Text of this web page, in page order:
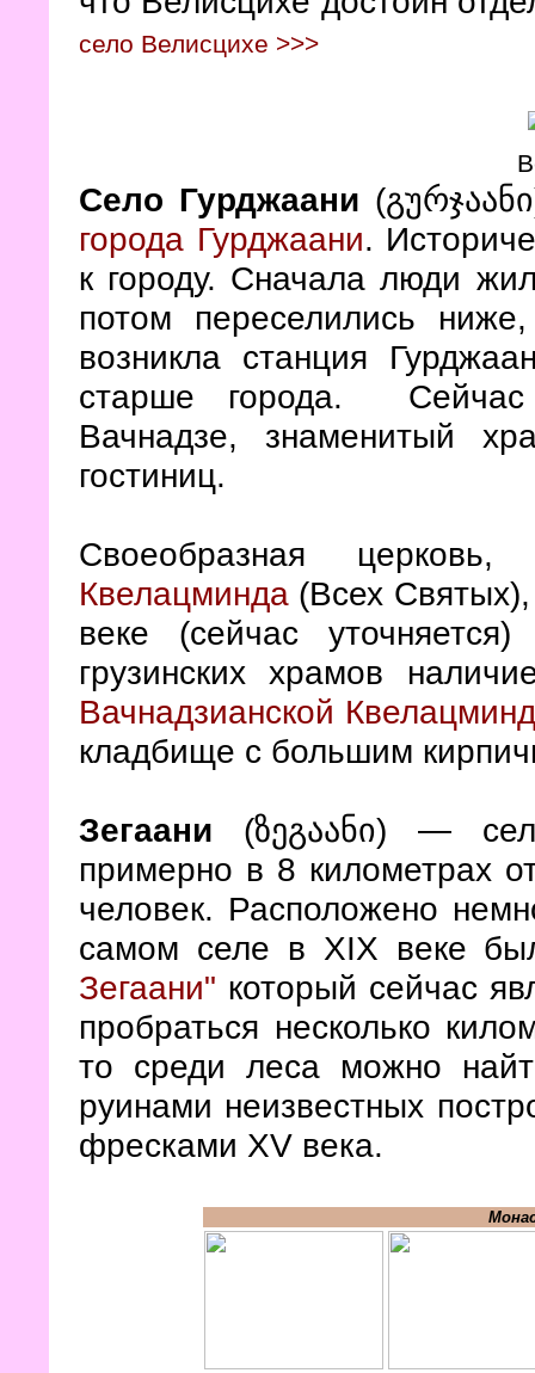
село Велисцихе >>>
Село Гурджаани (გურჯაანი
города Гурджаани.
к городу. Сначала люди
потом переселились
возникла станция
старше города. Сейчас
Вачнадзе, знаменитый
гостиниц.
Своеобразная
Квелацминда (Всех
веке (сейчас
грузинских храмов
Вачнадзианской
кладбище с большим
Зегаани (ზეგაანი) —
примерно в 8 километрах
человек. Расположено
самом селе в XIX веке
Зегаани" который сейчас
пробраться несколько
то среди леса можно
руинами неизвестных
фресками XV века.